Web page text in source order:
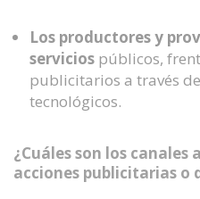
Los productores y
serviciospúblicos,
publicitarios a través
tecnológicos.
¿Cuáles son los
acciones publicitarias o